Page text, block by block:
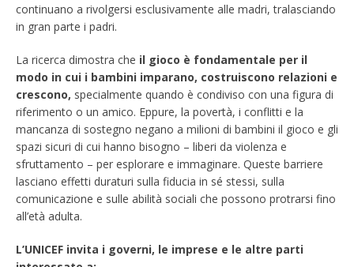
continuano a rivolgersi esclusivamente alle madri, tralasciando
in gran parte i padri.
La ricerca dimostra che il gioco è fondamentale per il
modo in cui i bambini imparano, costruiscono relazioni e
crescono, specialmente quando è condiviso con una figura di
riferimento o un amico. Eppure, la povertà, i conflitti e la
mancanza di sostegno negano a milioni di bambini il gioco e gli
spazi sicuri di cui hanno bisogno – liberi da violenza e
sfruttamento – per esplorare e immaginare. Queste barriere
lasciano effetti duraturi sulla fiducia in sé stessi, sulla
comunicazione e sulle abilità sociali che possono protrarsi fino
all’età adulta.
L’UNICEF invita i governi, le imprese e le altre parti